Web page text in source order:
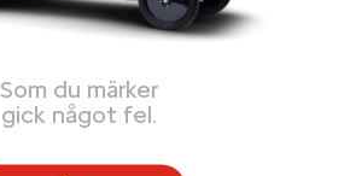
Som du märker
gick något fel.